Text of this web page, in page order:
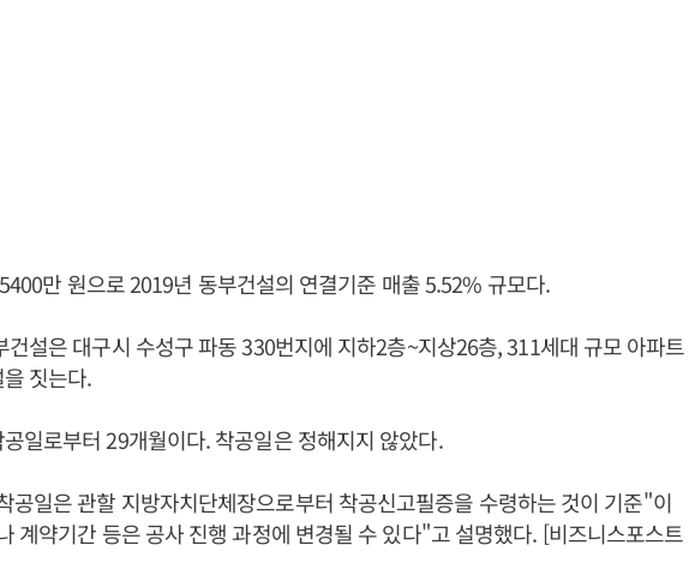
만 원으로 2019년 동부건설의 연결기준 매출 5.52% 규모다.
건설은 대구시 수성구 파동 330번지에 지하2층~지상26층, 311세대 규모 아파트
짓는다.
일로부터 29개월이다. 착공일은 정해지지 않았다.
공일은 관할 지방자치단체장으로부터 착공신고필증을 수령하는 것이 기준"이
계약기간 등은 공사 진행 과정에 변경될 수 있다"고 설명했다. [비즈니스포스트